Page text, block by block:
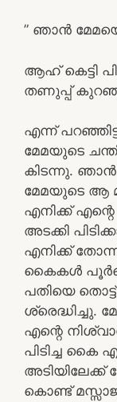
” ഞാൻ മേമയെ
ആഹ് കെട്ടി
തണുപ്പ്
എന്ന്
മേമയുടെ
കിടന്നു. ഞാൻ
മേമയുടെ ആ
എനിക്ക്
അടക്കി
എനിക്ക്
കൈകൾ
പതിയെ
ശ്രെദ്ധിച്ചു.
എന്റെ
പിടിച്ച കൈ
കൊണ്ട്